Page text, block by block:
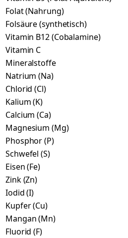
Folat (Nahrung)
Folsäure (synthetisch)
Vitamin B12 (Cobalamine)
Vitamin C
Mineralstoffe
Natrium (Na)
Chlorid (Cl)
Kalium (K)
Calcium (Ca)
Magnesium (Mg)
Phosphor (P)
Schwefel (S)
Eisen (Fe)
Zink (Zn)
Iodid (I)
Kupfer (Cu)
Mangan (Mn)
Fluorid (F)